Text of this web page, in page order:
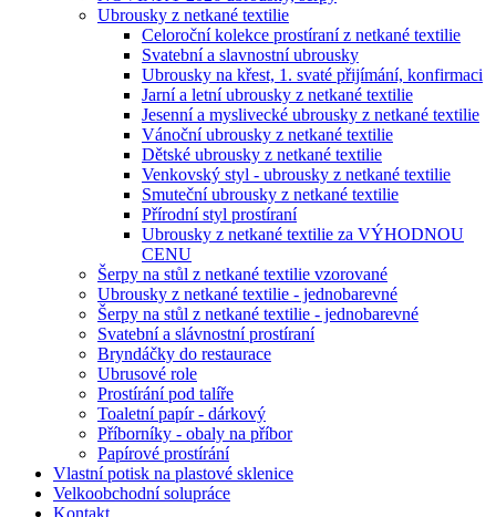
Ubrousky z netkané textilie
Celoroční kolekce prostíraní z netkané textilie
Svatební a slavnostní ubrousky
Ubrousky na křest, 1. svaté přijímání, konfirmaci
Jarní a letní ubrousky z netkané textilie
Jesenní a myslivecké ubrousky z netkané textilie
Vánoční ubrousky z netkané textilie
Dětské ubrousky z netkané textilie
Venkovský styl - ubrousky z netkané textilie
Smuteční ubrousky z netkané textilie
Přírodní styl prostíraní
Ubrousky z netkané textilie za VÝHODNOU
CENU
Šerpy na stůl z netkané textilie vzorované
Ubrousky z netkané textilie - jednobarevné
Šerpy na stůl z netkané textilie - jednobarevné
Svatební a slávnostní prostíraní
Bryndáčky do restaurace
Ubrusové role
Prostírání pod talíře
Toaletní papír - dárkový
Příborníky - obaly na příbor
Papírové prostírání
Vlastní potisk na plastové sklenice
Velkoobchodní solupráce
Kontakt